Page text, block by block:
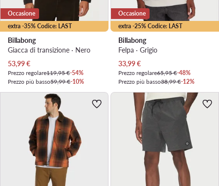
extra -35% Codice: LAST
Occasione
Billabong
Giacca di transizione · Nero
Prezzo attuale
53,99€
Prezzo regolare119,95 €-54%
Prezzo più basso59,99 €-10%
extra -25% Codice: LAST
Occasione
Billabong
Felpa · Grigio
Prezzo attuale
33,99€
Prezzo regolare65,95 €-48%
Prezzo più basso38,99 €-12%